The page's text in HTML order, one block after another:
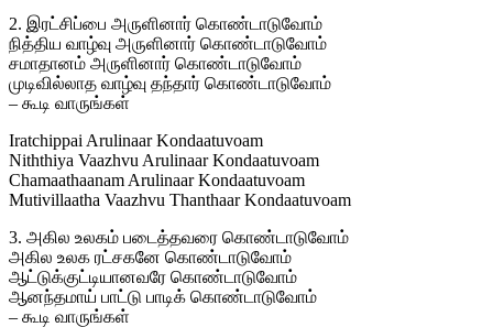
2. இரட்சிப்பை அருளினார் கொண்டாடுவோம்
நித்திய வாழ்வு அருளினார் கொண்டாடுவோம்
சமாதானம் அருளினார் கொண்டாடுவோம்
முடிவில்லாத வாழ்வு தந்தார் கொண்டாடுவோம்
– கூடி வாருங்கள்
Iratchippai Arulinaar Kondaatuvoam
Niththiya Vaazhvu Arulinaar Kondaatuvoam
Chamaathaanam Arulinaar Kondaatuvoam
Mutivillaatha Vaazhvu Thanthaar Kondaatuvoam
3. அகில உலகம் படைத்தவரை கொண்டாடுவோம்
அகில உலக ரட்சகனே கொண்டாடுவோம்
ஆட்டுக்குட்டியானவரே கொண்டாடுவோம்
ஆனந்தமாய் பாட்டு பாடிக் கொண்டாடுவோம்
– கூடி வாருங்கள்